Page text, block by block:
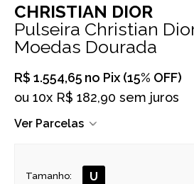
CHRISTIAN DIOR
Pulseira Christian
Moedas Dourada
R$ 1.554,65 no Pix (15% OFF)
ou 10x R$ 182,90 sem juros
Ver Parcelas
Tamanho: U